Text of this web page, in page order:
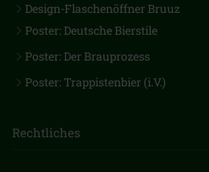
Design-Flaschenöffner Bruuz
Poster: Deutsche Bierstile
Poster: Der Brauprozess
Poster: Trappistenbier (i.V.)
Rechtliches